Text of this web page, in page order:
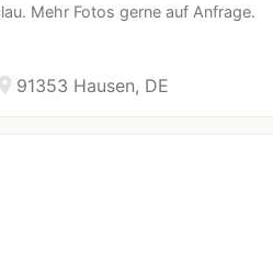
Mehr Fotos gerne auf Anfrage.
location_on 91353 Hausen, DE